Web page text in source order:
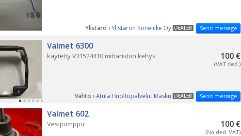
Send message
DEALER
Ylistaro ›Ylistaron Koneliike Oy
Valmet 6300
100 €
(VAT ded.)
käytetty V31524410 mittariston kehys
Send message
DEALER
Vahto ›Atula Huoltopalvelut Masku
Valmet 602
100 €
(No ded. VAT)
Vesipumppu